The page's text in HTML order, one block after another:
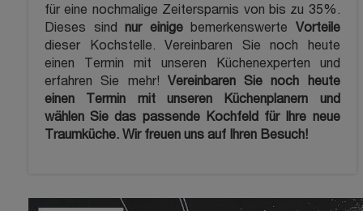
für eine nochmalige Zeitersparnis von bis zu 35%.
Dieses sind nur einigebemerkenswerte Vorteile
dieser Kochstelle. Vereinbaren Sie noch heute
einen Termin mit unseren Küchenexperten und
erfahren Sie mehr! Vereinbaren Sie noch heute
einen Termin mit unseren Küchenplanern und
wählen Sie das passende Kochfeld für Ihre neue
Traumküche. Wir freuen uns auf Ihren Besuch!